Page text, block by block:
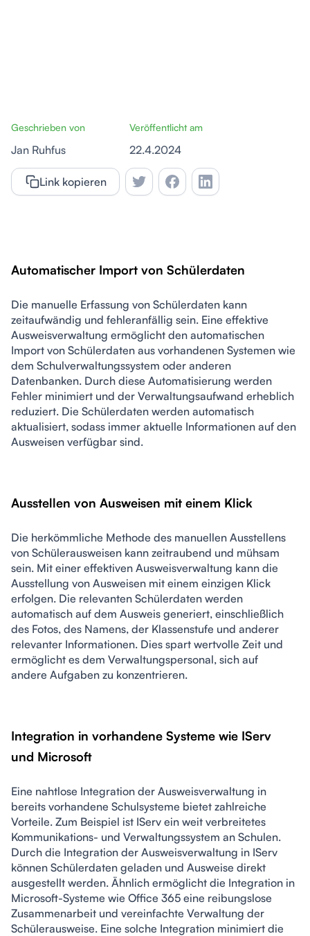
Geschrieben von
Jan Ruhfus
Veröffentlicht am
22.4.2024
Link kopieren
Automatischer Import von Schülerdaten
Die manuelle Erfassung von Schülerdaten kann
zeitaufwändig und fehleranfällig sein. Eine effektive
Ausweisverwaltung ermöglicht den automatischen
Import von Schülerdaten aus vorhandenen Systemen wie
dem Schulverwaltungssystem oder anderen
Datenbanken. Durch diese Automatisierung werden
Fehler minimiert und der Verwaltungsaufwand erheblich
reduziert. Die Schülerdaten werden automatisch
aktualisiert, sodass immer aktuelle Informationen auf den
Ausweisen verfügbar sind.
Ausstellen von Ausweisen mit einem Klick
Die herkömmliche Methode des manuellen Ausstellens
von Schülerausweisen kann zeitraubend und mühsam
sein. Mit einer effektiven Ausweisverwaltung kann die
Ausstellung von Ausweisen mit einem einzigen Klick
erfolgen. Die relevanten Schülerdaten werden
automatisch auf dem Ausweis generiert, einschließlich
des Fotos, des Namens, der Klassenstufe und anderer
relevanter Informationen. Dies spart wertvolle Zeit und
ermöglicht es dem Verwaltungspersonal, sich auf
andere Aufgaben zu konzentrieren.
Integration in vorhandene Systeme wie IServ
und Microsoft
Eine nahtlose Integration der Ausweisverwaltung in
bereits vorhandene Schulsysteme bietet zahlreiche
Vorteile. Zum Beispiel ist IServ ein weit verbreitetes
Kommunikations- und Verwaltungssystem an Schulen.
Durch die Integration der Ausweisverwaltung in IServ
können Schülerdaten geladen und Ausweise direkt
ausgestellt werden. Ähnlich ermöglicht die Integration in
Microsoft-Systeme wie Office 365 eine reibungslose
Zusammenarbeit und vereinfachte Verwaltung der
Schülerausweise. Eine solche Integration minimiert die